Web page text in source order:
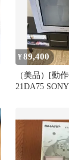
¥89,400
（美品）[動
21DA75